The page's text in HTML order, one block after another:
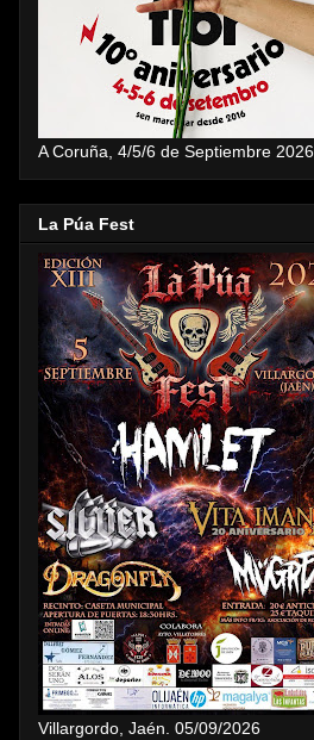
A Coruña, 4/5/6 de Septiembre 2026
La Púa Fest
Villargordo, Jaén. 05/09/2026